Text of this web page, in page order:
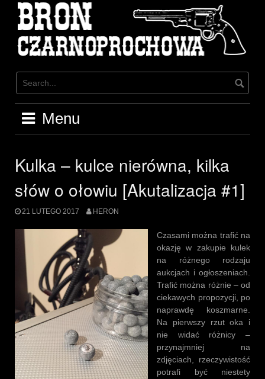
content
Menu
Kulka – kulce nierówna, kilka
słów o ołowiu [Akutalizacja #1]
21 LUTEGO 2017 HERON
Czasami można trafić na
okazję w zakupie kulek
na różnego rodzaju
aukcjach i ogłoszeniach.
Trafić można różnie – od
ciekawych propozycji, po
naprawdę koszmarne.
Na pierwszy rzut oka i
nie widać różnicy –
przynajmniej na
zdjęciach, rzeczywistość
potrafi być niestety